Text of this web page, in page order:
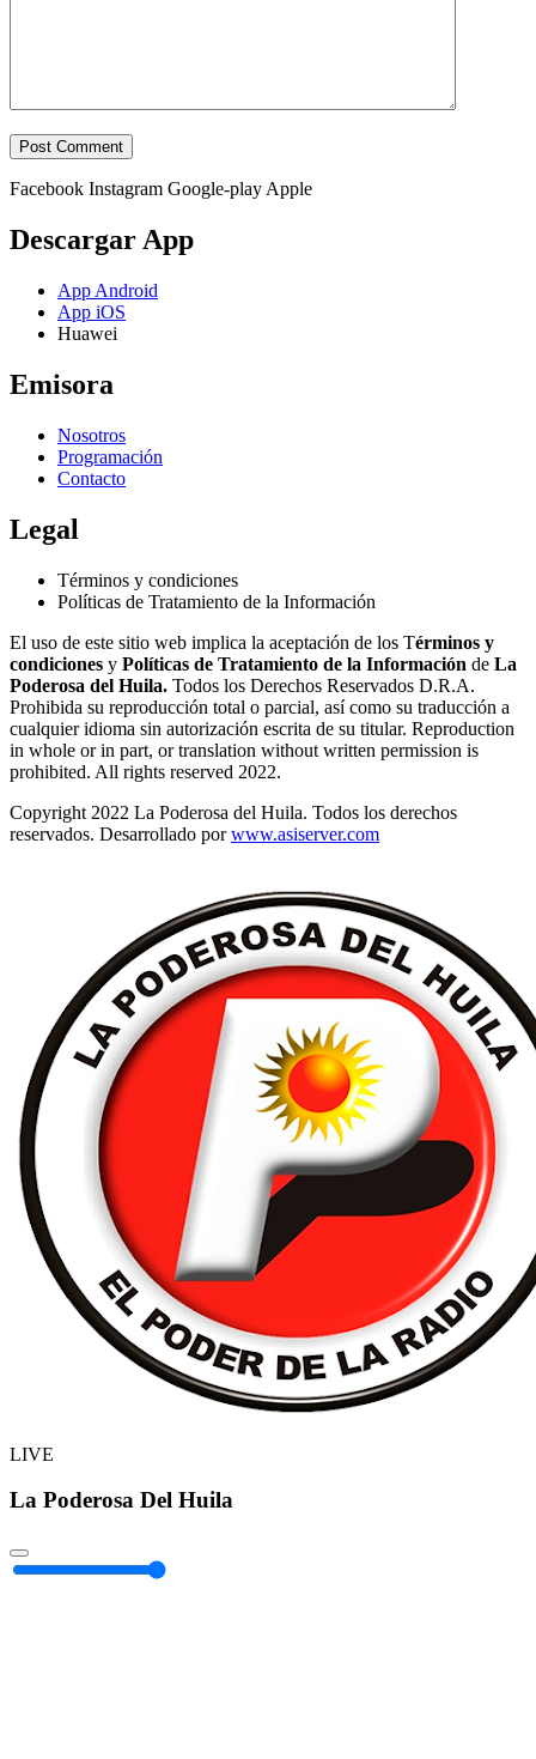
Facebook Instagram Google-play Apple
Descargar App
App Android
App iOS
Huawei
Emisora
Nosotros
Programación
Contacto
Legal
Términos y condiciones
Políticas de Tratamiento de la Información
El uso de este sitio web implica la aceptación de los Términos y
condiciones y Políticas de Tratamiento de la Información de La
Poderosa del Huila. Todos los Derechos Reservados D.R.A.
Prohibida su reproducción total o parcial, así como su traducción a
cualquier idioma sin autorización escrita de su titular. Reproduction
in whole or in part, or translation without written permission is
prohibited. All rights reserved 2022.
Copyright 2022 La Poderosa del Huila. Todos los derechos
reservados. Desarrollado porwww.asiserver.com
LIVE
La Poderosa Del Huila